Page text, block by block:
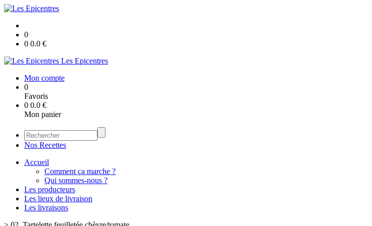
0
0 0.0 €
Les Epicentres
Mon compte
0
Favoris
0 0.0 €
Mon panier
Nos Recettes
Accueil
Comment ça marche ?
Qui sommes-nous ?
Les producteurs
Les lieux de livraison
Les livraisons